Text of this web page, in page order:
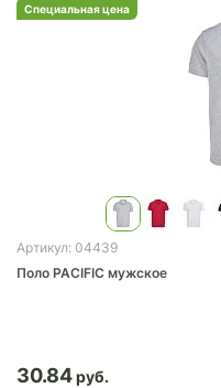
Специальная цена
Артикул: 04439
Поло PACIFIC мужское
30.84